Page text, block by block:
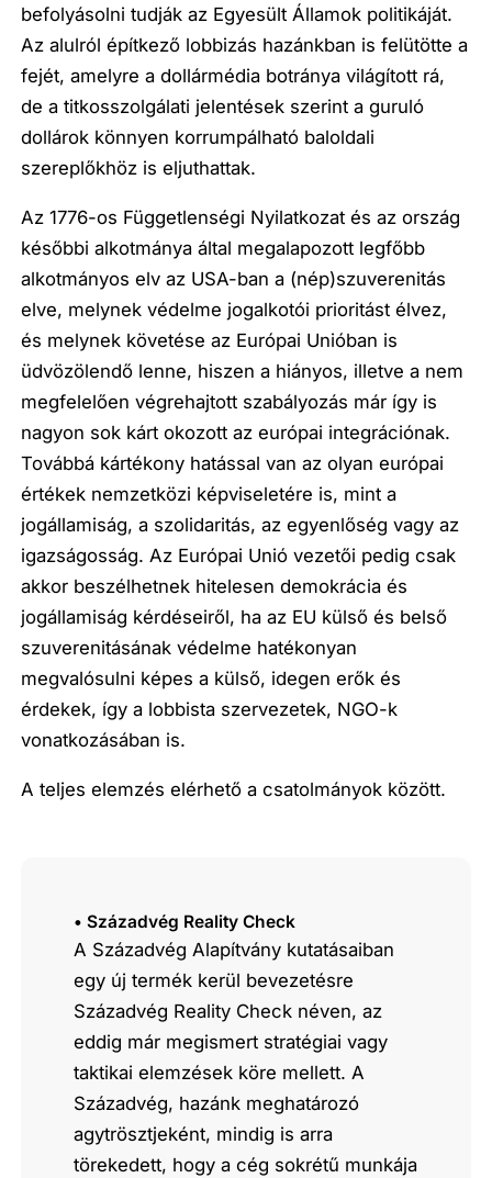
befolyásolni tudják az Egyesült Államok politikáját.
Az alulról építkező lobbizás hazánkban is felütötte a
fejét, amelyre a dollármédia botránya világított rá,
de a titkosszolgálati jelentések szerint a guruló
dollárok könnyen korrumpálható baloldali
szereplőkhöz is eljuthattak.
Az 1776-os Függetlenségi Nyilatkozat és az ország
későbbi alkotmánya által megalapozott legfőbb
alkotmányos elv az USA-ban a (nép)szuverenitás
elve, melynek védelme jogalkotói prioritást élvez,
és melynek követése az Európai Unióban is
üdvözölendő lenne, hiszen a hiányos, illetve a nem
megfelelően végrehajtott szabályozás már így is
nagyon sok kárt okozott az európai integrációnak.
Továbbá kártékony hatással van az olyan európai
értékek nemzetközi képviseletére is, mint a
jogállamiság, a szolidaritás, az egyenlőség vagy az
igazságosság. Az Európai Unió vezetői pedig csak
akkor beszélhetnek hitelesen demokrácia és
jogállamiság kérdéseiről, ha az EU külső és belső
szuverenitásának védelme hatékonyan
megvalósulni képes a külső, idegen erők és
érdekek, így a lobbista szervezetek, NGO-k
vonatkozásában is.
A teljes elemzés elérhető a csatolmányok között.
• Századvég Reality Check
A Századvég Alapítvány kutatásaiban
egy új termék kerül bevezetésre
Századvég Reality Check néven, az
eddig már megismert stratégiai vagy
taktikai elemzések köre mellett. A
Századvég, hazánk meghatározó
agytrösztjeként, mindig is arra
törekedett, hogy a cég sokrétű munkája